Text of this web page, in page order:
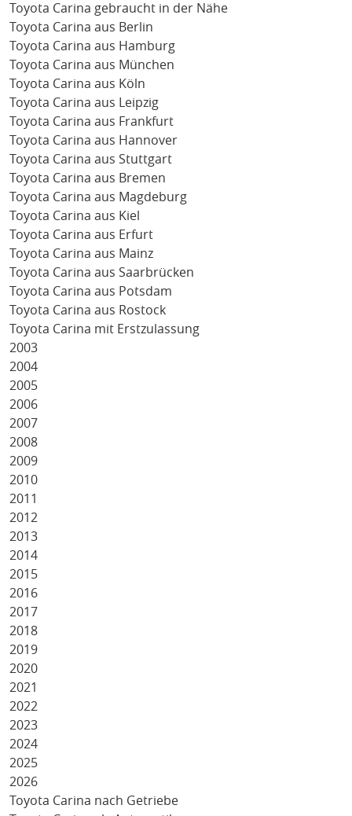
Toyota Carina gebraucht in der Nähe
Toyota Carina aus Berlin
Toyota Carina aus Hamburg
Toyota Carina aus München
Toyota Carina aus Köln
Toyota Carina aus Leipzig
Toyota Carina aus Frankfurt
Toyota Carina aus Hannover
Toyota Carina aus Stuttgart
Toyota Carina aus Bremen
Toyota Carina aus Magdeburg
Toyota Carina aus Kiel
Toyota Carina aus Erfurt
Toyota Carina aus Mainz
Toyota Carina aus Saarbrücken
Toyota Carina aus Potsdam
Toyota Carina aus Rostock
Toyota Carina mit Erstzulassung
2003
2004
2005
2006
2007
2008
2009
2010
2011
2012
2013
2014
2015
2016
2017
2018
2019
2020
2021
2022
2023
2024
2025
2026
Toyota Carina nach Getriebe